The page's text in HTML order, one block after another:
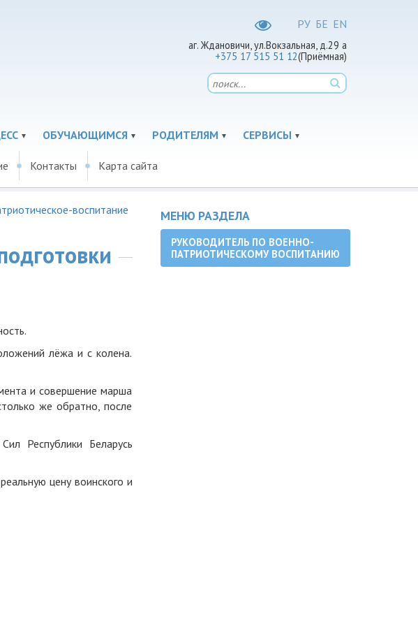
РУ БЕ EN
аг. Ждановичи, ул.Вокзальная, д.29 а
+375 17 515 51 12(Приёмная)
ОБУЧАЮЩИМСЯ РОДИТЕЛЯМ СЕРВИСЫ
Контакты Карта сайта
воспитание
лёжа и с колена.
и совершение марша
же обратно, после
Республики Беларусь
цену воинского и
МЕНЮ РАЗДЕЛА
РУКОВОДИТЕЛЬ ПО ВОЕННО-
ПАТРИОТИЧЕСКОМУ ВОСПИТАНИЮ